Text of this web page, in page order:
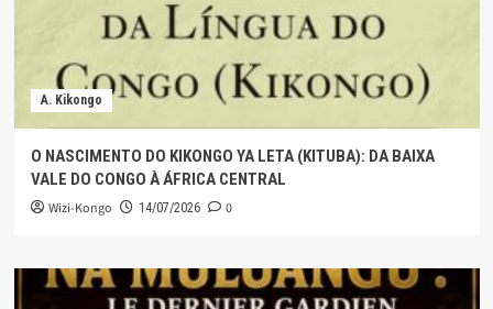
A. Kikongo
O NASCIMENTO DO KIKONGO YA LETA (KITUBA): DA BAIXA
VALE DO CONGO À ÁFRICA CENTRAL
Wizi-Kongo 14/07/2026 0